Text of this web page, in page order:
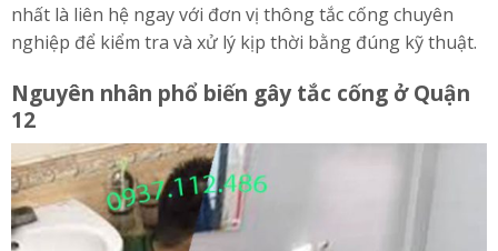
nhất là liên hệ ngay với đơn vị thông tắc cống chuyên
nghiệp để kiểm tra và xử lý kịp thời bằng đúng kỹ thuật.
Nguyên nhân phổ biến gây tắc cống ở Quận
12